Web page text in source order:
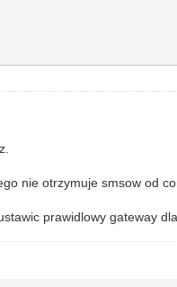
nie otrzymuje smsow od
prawidlowy gateway